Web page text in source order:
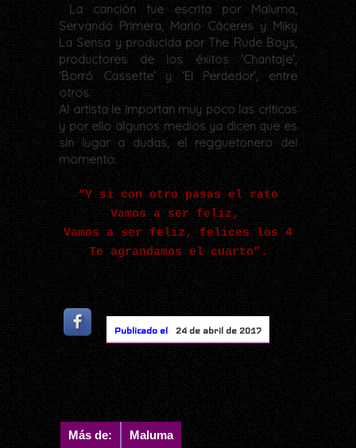
La canción fue escrita por Maluma,
Servando Primera, Mario Cáceres y Miky
La Sensa y producida por The Rude Boys,
productores de los éxitos ‘Chantaje’,
‘Borró Cassette’ y ‘El Perdedor’, entre
otros.
Al artista le importan muy poco las críticas
y por ello algunos medios ya dicen que es
sin lugar a dudas, el regguetonero del
momento.
“Y si con otro pasas el rato
Vamos a ser feliz,
Vamos a ser feliz, felices los 4
Te agrandamos el cuarto”.
Publicado el 24 de abril de 2017
Más de: Maluma